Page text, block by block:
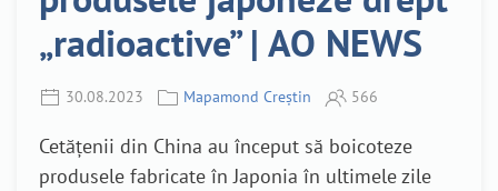
„radioactive” | AO NEWS
30.08.2023 Mapamond Creștin 566
Cetăţenii din China au început să boicoteze
produsele fabricate în Japonia în ultimele zile